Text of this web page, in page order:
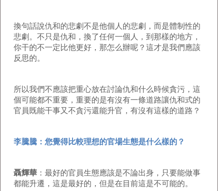
換句話說仇和的悲劇不是他個人的悲劇，而是體制性的
悲劇。不只是仇和，換了任何一個人，到那樣的地方，
你干的不一定比他更好，那怎么辦呢？這才是我們應該
反思的。
所以我們不應該把重心放在討論仇和什么時候貪污，這
個可能都不重要，重要的是有沒有一條道路讓仇和式的
官員既能干事又不貪污還能升官，有沒有這樣的道路？
李騰騰：您覺得比較理想的官場生態是什么樣的？
聶輝華 ：最好的官員生態應該是不論出身，只要能做事
都能升遷，這是最好的，但是在目前這是不可能的。